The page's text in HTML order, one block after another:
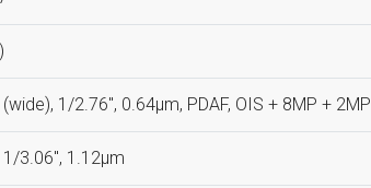
1/2.76", 0.64µm, PDAF, OIS + 8MP + 2MP
1/3.06", 1.12µm